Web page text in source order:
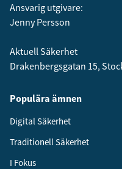
Ansvarig utgivare:
Jenny Persson
Aktuell Säkerhet
Drakenbergsgatan 15,
Populära ämnen
Digital Säkerhet
Traditionell Säkerhet
I Fokus